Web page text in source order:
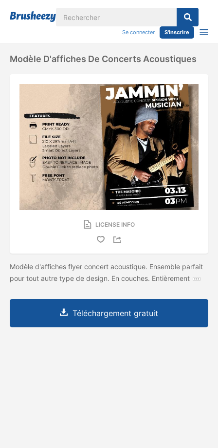
Se connecter S'inscrire
Modèle D'affiches De Concerts Acoustiques
LICENSE INFO
Modèle d'affiches flyer concert acoustique. Ensemble parfait
pour tout autre type de design. En couches. Entièrement
Téléchargement gratuit